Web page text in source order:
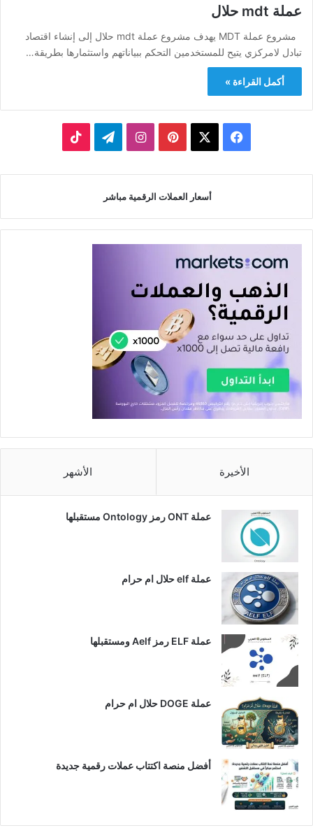
عملة mdt حلال
مشروع عملة MDT يهدف مشروع عملة mdt حلال إلى إنشاء اقتصاد
تبادل لامركزي يتيح للمستخدمين التحكم ببياناتهم واستثمارها بطريقة…
أكمل القراءة »
فيسبوك بينتيريستانستقرامتيلقرام
أسعار العملات الرقمية مباشر
الأخيرة الأشهر
عملة ONT رمز Ontology مستقبلها
عملة elf حلال ام حرام
عملة ELF رمز Aelf ومستقبلها
عملة DOGE حلال ام حرام
أفضل منصة اكتتاب عملات رقمية جديدة